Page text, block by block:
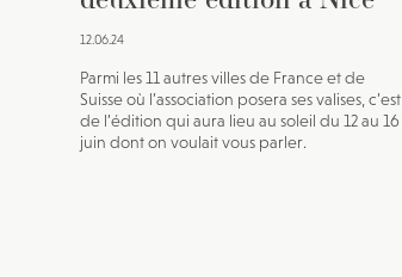
12.06.24
Parmi les 11 autres villes de France et de
Suisse où l’association posera ses valises, c’est
de l’édition qui aura lieu au soleil du 12 au 16
juin dont on voulait vous parler.